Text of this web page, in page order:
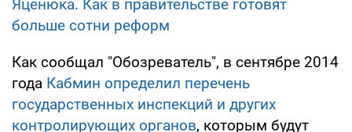
Яценюка. Как в правительстве готовят
больше сотни реформ
Как сообщал "Обозреватель", в сентябре 2014
года Кабмин определил перечень
государственных инспекций и других
контролирующих органов, которым будут